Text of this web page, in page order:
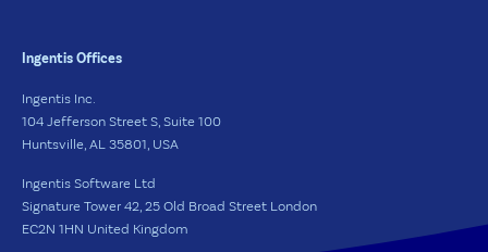
Ingentis Offices
Ingentis Inc.
104 Jefferson Street S, Suite 100
Huntsville, AL 35801, USA
Ingentis Software Ltd
Signature Tower 42, 25 Old Broad Street London
EC2N 1HN United Kingdom